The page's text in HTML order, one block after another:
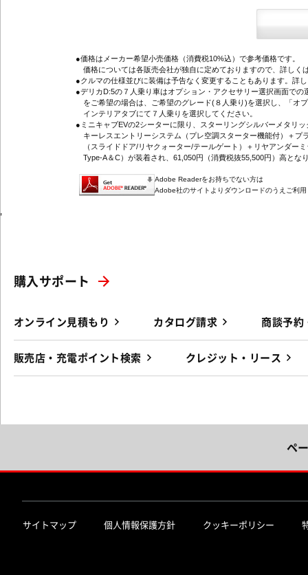
●価格はメーカー希望小売価格（消費税10%込）で参考価格です。
価格については各販売会社が独自に定めておりますので、詳しく
●クルマの仕様並びに装備は予告なく変更することもあります。詳
●デリカD:5の７人乗り車はオプション・アクセサリー選択画面での
をご希望の場合は、ご希望のグレード(８人乗り)を選択し、「オ
インテリアタブにて７人乗りを選択してください。
●ミニキャブEVの2シーターに限り、スターリングシルバーメタリ
キーレスエントリーシステム（プレ空調スターター機能付）＋プ
（スライドドア/リヤクォーター/テールゲート）＋リヤアンダー
Type-A＆C）が装着され、61,050円（消費税抜55,500円）高とな
Adobe Readerをお持ちでない方は
Adobe社のサイトよりダウンロードのうえご利
'
購入サポート
オンライン見積もり カタログ請求 商談予約
販売店・充電ポイント検索 クレジット・リース
ペ
サイトマップ 個人情報保護方針 クッキーポリシー